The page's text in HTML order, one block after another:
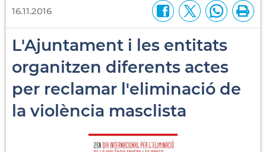
16.11.2016
L'Ajuntament i les entitats
organitzen diferents actes
per reclamar l'eliminació de
la violència masclista